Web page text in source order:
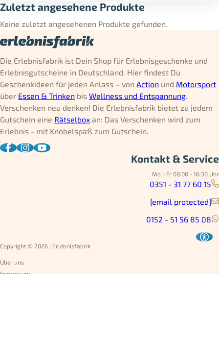
Zuletzt angesehene Produkte
Keine zuletzt angesehenen Produkte gefunden.
Die Erlebnisfabrik ist Dein Shop für Erlebnisgeschenke und
Erlebnisgutscheine in Deutschland. Hier findest Du
Geschenkideen für jeden Anlass – von Action und Motorsport
über Essen & Trinken bis Wellness und Entspannung.
Verschenken neu denken! Die Erlebnisfabrik bietet zu jedem
Gutschein eine Rätselbox an: Das Verschenken wird zum
Erlebnis - mit Knobelspaß zum Gutschein.
Kontakt & Service
Mo - Fr 08:00 - 16:30 Uhr
0351 - 31 77 60 15
[email protected]
0152 - 51 56 85 08
Copyright © 2026 | Erlebnisfabrik
Über uns
Impressum